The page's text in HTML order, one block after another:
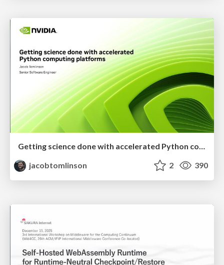
Getting science done with accelerated Python computing platforms
jacobtomlinson
2 390